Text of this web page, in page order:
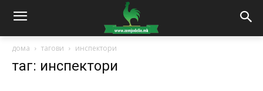
дома тагови инспектори
таг: инспектори